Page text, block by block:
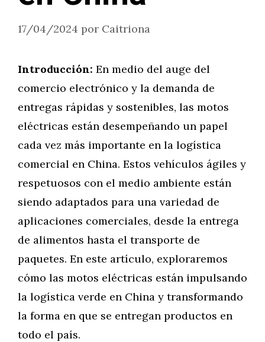
17/04/2024 por Caitriona
Introducción: En medio del auge del
comercio electrónico y la demanda de
entregas rápidas y sostenibles, las motos
eléctricas están desempeñando un papel
cada vez más importante en la logística
comercial en China. Estos vehículos ágiles y
respetuosos con el medio ambiente están
siendo adaptados para una variedad de
aplicaciones comerciales, desde la entrega
de alimentos hasta el transporte de
paquetes. En este artículo, exploraremos
cómo las motos eléctricas están impulsando
la logística verde en China y transformando
la forma en que se entregan productos en
todo el país.